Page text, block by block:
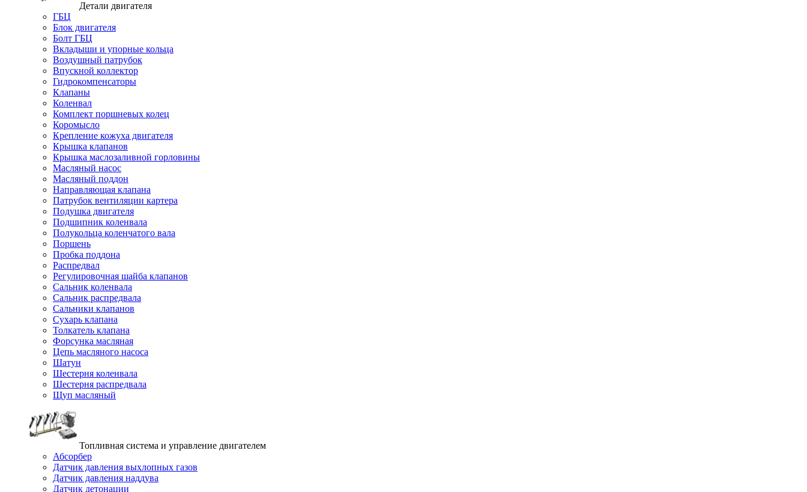
Детали двигателя
ГБЦ
Блок двигателя
Болт ГБЦ
Вкладыши и упорные кольца
Воздушный патрубок
Впускной коллектор
Гидрокомпенсаторы
Клапаны
Коленвал
Комплект поршневых колец
Коромысло
Крепление кожуха двигателя
Крышка клапанов
Крышка маслозаливной горловины
Масляный насос
Масляный поддон
Направляющая клапана
Патрубок вентиляции картера
Подушка двигателя
Подшипник коленвала
Полукольца коленчатого вала
Поршень
Пробка поддона
Распредвал
Регулировочная шайба клапанов
Сальник коленвала
Сальник распредвала
Сальники клапанов
Сухарь клапана
Толкатель клапана
Форсунка масляная
Цепь масляного насоса
Шатун
Шестерня коленвала
Шестерня распредвала
Щуп масляный
Топливная система и управление двигателем
Абсорбер
Датчик давления выхлопных газов
Датчик давления наддува
Датчик детонации